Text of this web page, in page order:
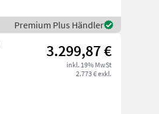
Premium Plus Händler
3.299,87 €
inkl. 19% MwSt
2.773 € exkl.